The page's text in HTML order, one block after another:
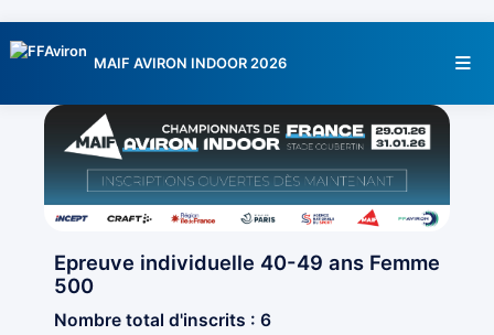
MAIF AVIRON INDOOR 2026
Epreuve individuelle 40-49 ans Femme
500
Nombre total d'inscrits : 6